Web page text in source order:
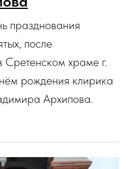
празднования
после
Сретенском храме г.
рождения клирика
Архипова.